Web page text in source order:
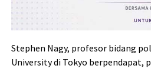
Stephen Nagy, profesor bidang
University di Tokyo berpendapat,